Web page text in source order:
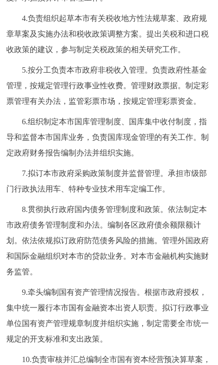
4.负责组织起草本市有关税收地方性法规草案、政府规
章草案及实施办法和税收政策调整方案。提出关税和进口税
收政策的建议，参与制定关税政策的相关研究工作。
5.按分工负责本市政府非税收入管理。负责政府性基金
管理，按规定管理行政事业性收费。管理财政票据。制定彩
票管理有关办法，监管彩票市场，按规定管理彩票资金。
6.组织制定本市国库管理制度、国库集中收付制度，指
导和监督本市国库业务，负责国库现金管理的有关工作。制
定政府财务报告编制办法并组织实施。
7.拟订本市政府采购政策制度并监督管理。承担市级部
门行政执法用车、特种专业技术用车定编工作。
8.贯彻执行政府国内债务管理制度和政策。依法制定本
市政府债务管理制度和办法。编制各区政府债余额限额计
划。依法依规拟订政府防范债务风险的措施。管理外国政府
和国际金融组织对本市的贷款业务。对本市金融机构实施财
务监管。
9.牵头编制国有资产管理情况报告。根据市政府授权，
集中统一履行本市国有金融资本出资人职责。拟订行政事业
单位国有资产管理规章制度并组织实施，制定需要全市统一
规定的开支标准和支出政策。
10.负责审核并汇总编制全市国有资本经营预决算草案，